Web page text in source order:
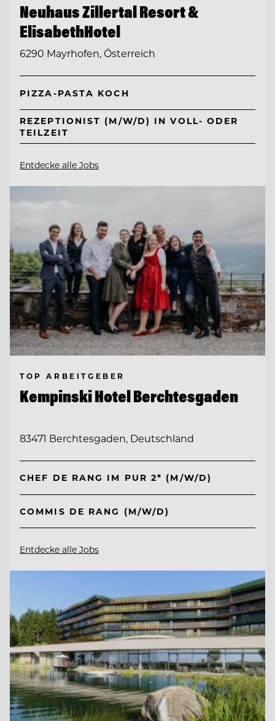
Neuhaus Zillertal Resort &
ElisabethHotel
6290 Mayrhofen, Österreich
PIZZA-PASTA KOCH
REZEPTIONIST (M/W/D) IN VOLL- ODER
TEILZEIT
Entdecke alle Jobs
TOP ARBEITGEBER
Kempinski Hotel Berchtesgaden
83471 Berchtesgaden, Deutschland
CHEF DE RANG IM PUR 2* (M/W/D)
COMMIS DE RANG (M/W/D)
Entdecke alle Jobs